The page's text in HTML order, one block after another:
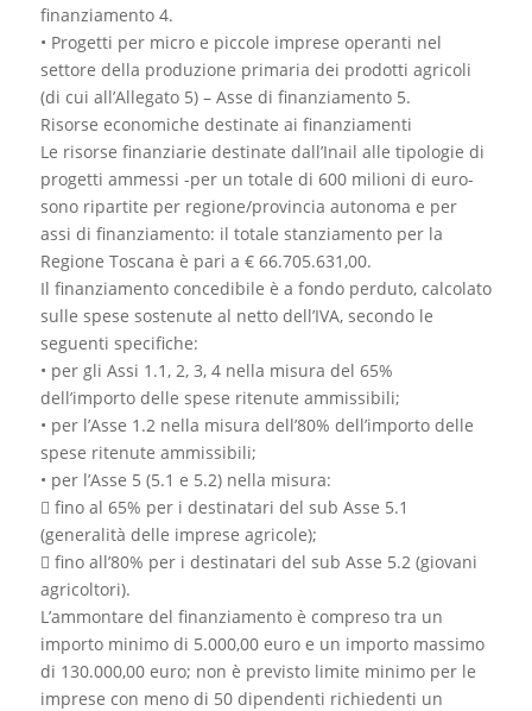
finanziamento 4.
• Progetti per micro e piccole imprese operanti nel
settore della produzione primaria dei prodotti agricoli
(di cui all’Allegato 5) – Asse di finanziamento 5.
Risorse economiche destinate ai finanziamenti
Le risorse finanziarie destinate dall’Inail alle tipologie di
progetti ammessi -per un totale di 600 milioni di euro-
sono ripartite per regione/provincia autonoma e per
assi di finanziamento: il totale stanziamento per la
Regione Toscana è pari a € 66.705.631,00.
Il finanziamento concedibile è a fondo perduto, calcolato
sulle spese sostenute al netto dell’IVA, secondo le
seguenti specifiche:
• per gli Assi 1.1, 2, 3, 4 nella misura del 65%
dell’importo delle spese ritenute ammissibili;
• per l’Asse 1.2 nella misura dell’80% dell’importo delle
spese ritenute ammissibili;
• per l’Asse 5 (5.1 e 5.2) nella misura:
 fino al 65% per i destinatari del sub Asse 5.1
(generalità delle imprese agricole);
 fino all’80% per i destinatari del sub Asse 5.2 (giovani
agricoltori).
L’ammontare del finanziamento è compreso tra un
importo minimo di 5.000,00 euro e un importo massimo
di 130.000,00 euro; non è previsto limite minimo per le
imprese con meno di 50 dipendenti richiedenti un